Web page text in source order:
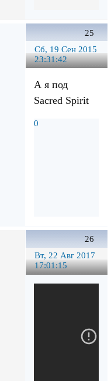
25
Сб, 19 Сен 2015
23:31:42
А я под
Sacred Spirit
0
26
Вт, 22 Авг 2017
17:01:15